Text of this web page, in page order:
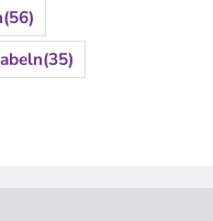
(56)
(35)